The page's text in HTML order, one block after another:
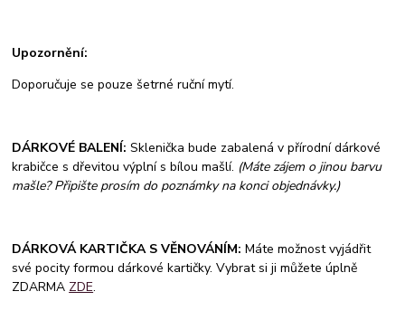
Upozornění:
Doporučuje se pouze šetrné ruční mytí.
DÁRKOVÉ BALENÍ: Sklenička bude zabalená v přírodní dárkové
krabičce s dřevitou výplní s bílou mašlí. (Máte zájem o jinou barvu
mašle? Připište prosím do poznámky na konci objednávky.)
DÁRKOVÁ KARTIČKA S VĚNOVÁNÍM:Máte možnost vyjádřit
své pocity formou dárkové kartičky. Vybrat si ji můžete úplně
ZDARMA ZDE.